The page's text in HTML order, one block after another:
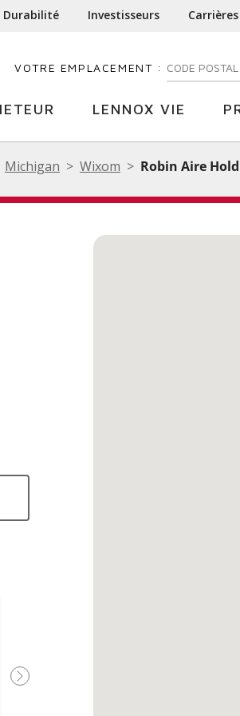
Durabilité Investisseurs Carrières
VOTRE EMPLACEMENT : ENTREZ
LENNOX VIE
Michigan Wixom Robin Aire
Dealer specially trained and
Suivant